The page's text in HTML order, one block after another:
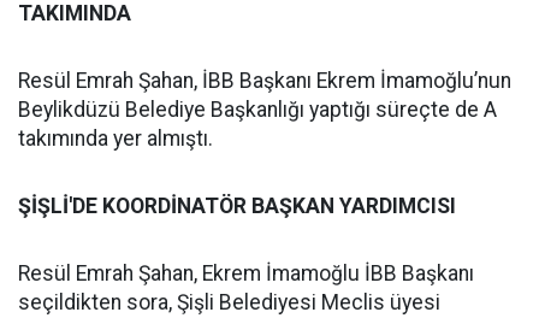
TAKIMINDA
Resül Emrah Şahan, İBB Başkanı Ekrem İmamoğlu’nun
Beylikdüzü Belediye Başkanlığı yaptığı süreçte de A
takımında yer almıştı.
ŞİŞLİ'DE KOORDİNATÖR BAŞKAN YARDIMCISI
Resül Emrah Şahan, Ekrem İmamoğlu İBB Başkanı
seçildikten sora, Şişli Belediyesi Meclis üyesi